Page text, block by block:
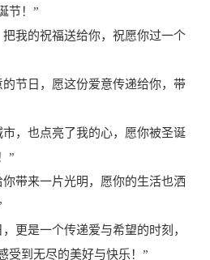
节！”
我的祝福送给你，祝愿你过一个
节日，愿这份爱意传递给你，带
，也点亮了我的心，愿你被圣诞
”
带来一片光明，愿你的生活也洒
更是一个传递爱与希望的时刻，
受到无尽的美好与快乐！”